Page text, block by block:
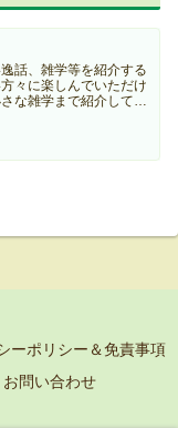
話、雑学等を紹介する
々に楽しんでいただけ
な雑学まで紹介してい
史雑学庵』の記事を元
ーポリシー＆免責事項
お問い合わせ